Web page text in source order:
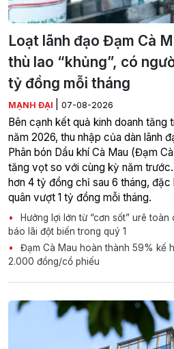
Loạt lãnh đạo Đạm Cà
thù lao “khủng”, có
tỷ đồng mỗi tháng
MẠNH ĐẠI 07-08-2026
Bên cạnh kết quả kinh doanh tăng
năm 2026, thu nhập của dàn lãnh
Phân bón Dầu khí Cà Mau (Đạm
tăng vọt so với cùng kỳ năm trước.
hơn 4 tỷ đồng chỉ sau 6 tháng,
quân vượt 1 tỷ đồng mỗi tháng.
Hưởng lợi lớn từ “cơn sốt” urê
báo lãi đột biến trong quý 1
Đạm Cà Mau hoàn thành 59% kế
2.000 đồng/cổ phiếu